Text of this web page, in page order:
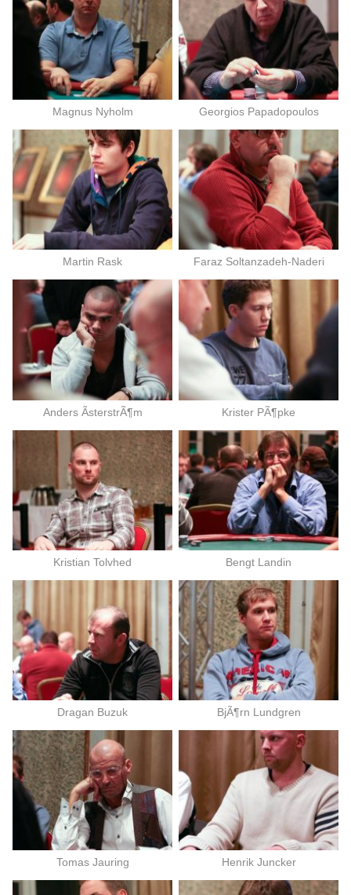
Magnus Nyholm Georgios Papadopoulos
Martin Rask Faraz Soltanzadeh-Naderi
Anders ÃsterstrÃ¶m Krister PÃ¶pke
Kristian Tolvhed Bengt Landin
Dragan Buzuk BjÃ¶rn Lundgren
Tomas Jauring Henrik Juncker